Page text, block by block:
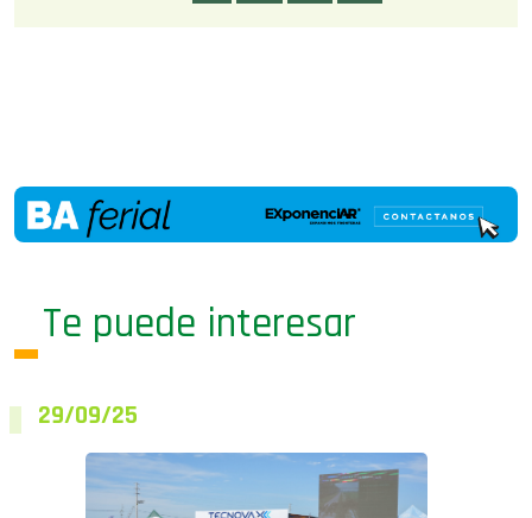
Te puede interesar
29/09/25